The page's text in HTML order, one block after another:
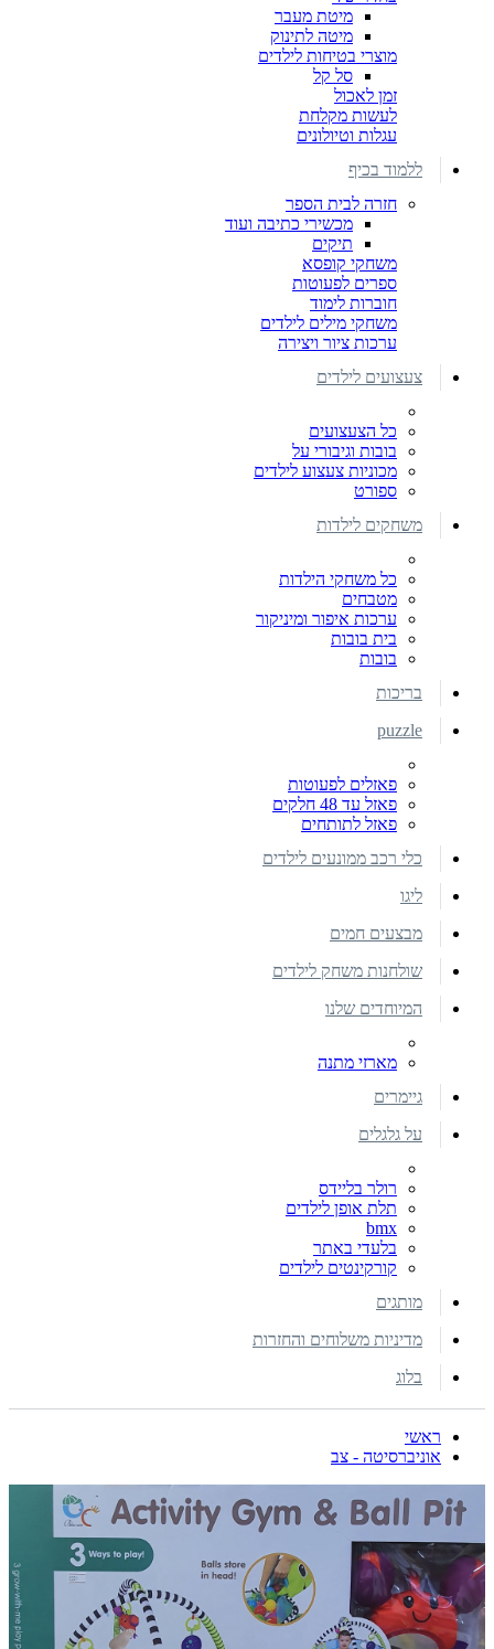
מיטת מעבר
מיטה לתינוק
מוצרי בטיחות לילדים
סל קל
זמן לאכול
לעשות מקלחת
עגלות וטיולונים
ללמוד בכיף
חזרה לבית הספר
מכשירי כתיבה ועוד
תיקים
משחקי קופסא
ספרים לפעוטות
חוברות לימוד
משחקי מילים לילדים
ערכות ציור ויצירה
צעצועים לילדים
כל הצעצועים
בובות וגיבורי על
מכוניות צעצוע לילדים
ספורט
משחקים לילדות
כל משחקי הילדות
מטבחים
ערכות איפור ומיניקור
בית בובות
בובות
בריכות
puzzle
פאזלים לפעוטות
פאזל עד 48 חלקים
פאזל לתותחים
כלי רכב ממונעים לילדים
ליגו
מבצעים חמים
שולחנות משחק לילדים
המיוחדים שלנו
מארזי מתנה
גיימרים
על גלגלים
רולר בליידס
תלת אופן לילדים
bmx
בלעדי באתר
קורקינטים לילדים
מותגים
מדיניות משלוחים והחזרות
בלוג
ראשי
אוניברסיטה - צב